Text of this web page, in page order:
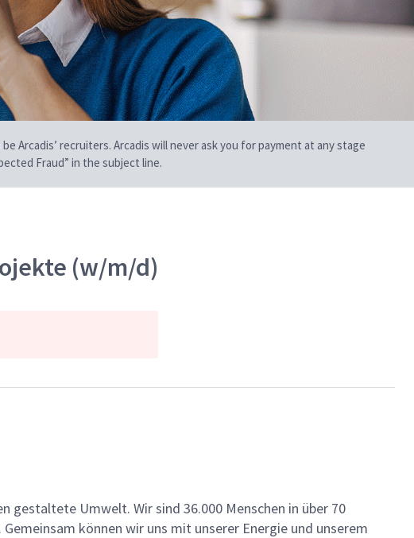
Arcadis’ recruiters. Arcadis will never ask you for payment at any stage
Fraud” in the subject line.
(w/m/d)
gestaltete Umwelt. Wir sind 36.000 Menschen in über 70
können wir uns mit unserer Energie und unserem